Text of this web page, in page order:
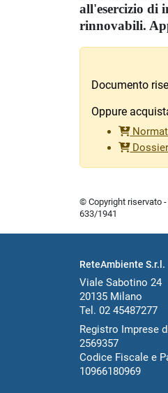
all'esercizio di
rinnovabili.
Documento
Oppure
© Copyright riservato
633/1941
ReteAmbiente S.r.l.
Viale Sabotino 24
20135 Milano
Tel. 02 45487277
Registro Imprese
2569357
Codice Fiscale e
10966180969